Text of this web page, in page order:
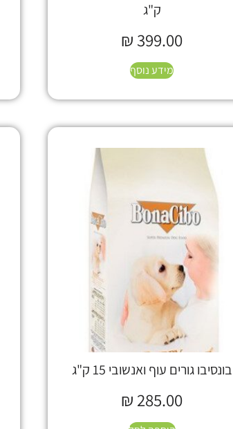
ק"ג
₪ 399.00
מידע נוסף
בונסיבו גורים עוף ואנשובי 15 ק"ג
₪ 285.00